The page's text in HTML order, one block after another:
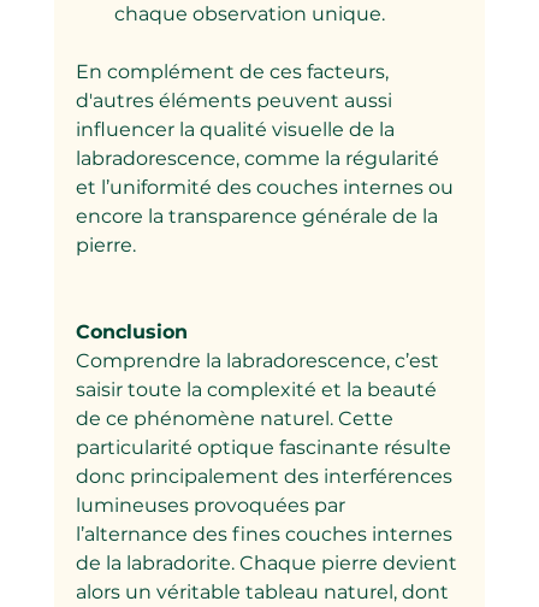
chaque observation unique.
En complément de ces facteurs,
d'autres éléments peuvent aussi
influencer la qualité visuelle de la
labradorescence, comme la régularité
et l’uniformité des couches internes ou
encore la transparence générale de la
pierre.
Conclusion
Comprendre la labradorescence, c’est
saisir toute la complexité et la beauté
de ce phénomène naturel. Cette
particularité optique fascinante résulte
donc principalement des interférences
lumineuses provoquées par
l’alternance des fines couches internes
de la labradorite. Chaque pierre devient
alors un véritable tableau naturel, dont